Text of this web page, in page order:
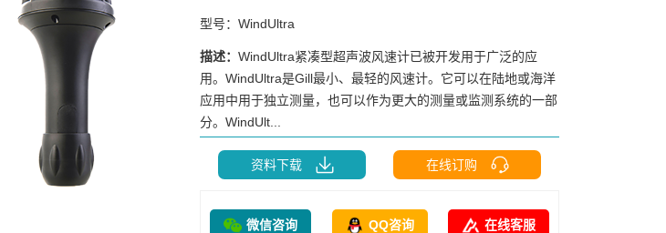
型号：WindUltra
描述：WindUltra紧凑型超声波风速计已被开发用于广泛的应
用。WindUltra是Gill最小、最轻的风速计。它可以在陆地或海洋
应用中用于独立测量，也可以作为更大的测量或监测系统的一部
分。WindUlt...
资料下载 在线订购
微信咨询 QQ咨询 在线客服